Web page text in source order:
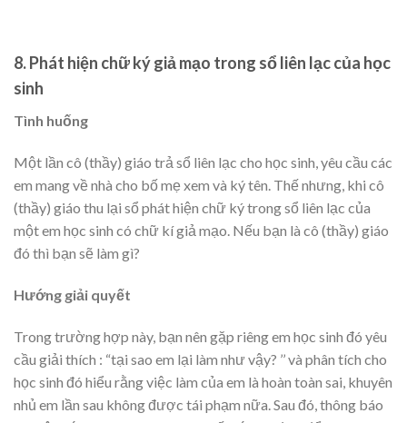
8. Phát hiện chữ ký giả mạo trong sổ liên lạc của học
sinh
Tình huống
Một lần cô (thầy) giáo trả sổ liên lạc cho học sinh, yêu cầu các
em mang về nhà cho bố mẹ xem và ký tên. Thế nhưng, khi cô
(thầy) giáo thu lại sổ phát hiện chữ ký trong sổ liên lạc của
một em học sinh có chữ kí giả mạo. Nếu bạn là cô (thầy) giáo
đó thì bạn sẽ làm gì?
Hướng giải quyết
Trong trường hợp này, bạn nên gặp riêng em học sinh đó yêu
cầu giải thích : “tại sao em lại làm như vậy? ’’ và phân tích cho
học sinh đó hiểu rằng việc làm của em là hoàn toàn sai, khuyên
nhủ em lần sau không được tái phạm nữa. Sau đó, thông báo